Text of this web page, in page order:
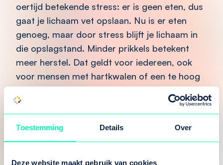
Toestemming Details Over
Deze website maakt gebruik van cookies
oertijd betekende stress: er is geen eten, dus
gaat je lichaam vet opslaan. Nu is er eten
genoeg, maar door stress blijft je lichaam in
die opslagstand. Minder prikkels betekent
meer herstel. Dat geldt voor iedereen, ook
voor mensen met hartkwalen of een te hoog
cholesterol.”
Kinderen nu al voorlichten
Noortje vindt het belangrijk om ook bij
kinderen te beginnen met voorlichting en
bewustwording. “Als je als kind te zwaar bent,